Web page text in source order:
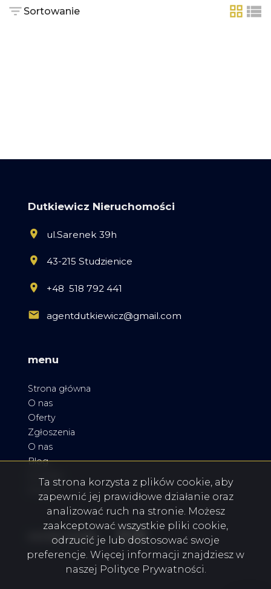
Sortowanie
tabela
Dutkiewicz Nieruchomości
ul.Sarenek 39h
43-215 Studzienice
+48 518 792 441
agentdutkiewicz@gmail.com
menu
Strona główna
O nas
Oferty
Zgłoszenia
O nas
Blog
Kontakt
social media Facebook
Facebook
Facebook
Ta strona korzysta z plików cookie, aby
zapewnić jej prawidłowe działanie oraz
analizować ruch na stronie. Możesz
zaakceptować wszystkie pliki cookie,
odrzucić je lub dostosować swoje
preferencje. Więcej informacji znajdziesz w
naszej Polityce Prywatności.